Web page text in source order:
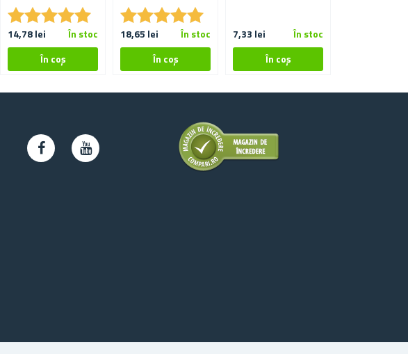
★★★★★
★★★★★
14,78 lei În stoc
★★★★★
★★★★★
18,65 lei În stoc 7,33 lei În stoc